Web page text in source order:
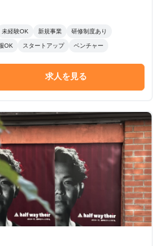
！！
約5分
未経験OK 新規事業 研修制度あり
OK スタートアップ ベンチャー
求人を見る